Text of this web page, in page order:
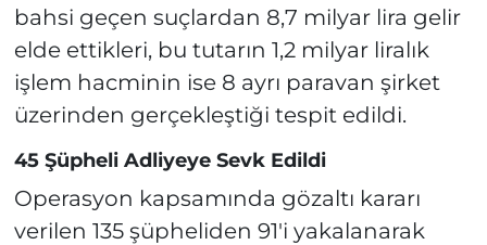
bahsi geçen suçlardan 8,7 milyar lira gelir
elde ettikleri, bu tutarın 1,2 milyar liralık
işlem hacminin ise 8 ayrı paravan şirket
üzerinden gerçekleştiği tespit edildi.
45 Şüpheli Adliyeye Sevk Edildi
Operasyon kapsamında gözaltı kararı
verilen 135 şüpheliden 91'i yakalanarak